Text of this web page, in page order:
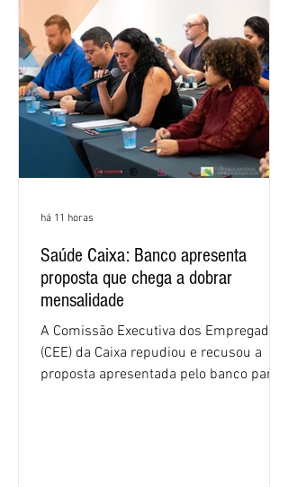
Saúde Caixa: Banco apresenta
proposta que chega a dobrar
mensalidade
A Comissão Executiva dos Empregados
(CEE) da Caixa repudiou e recusou a
proposta apresentada pelo banco para o
há 11 horas